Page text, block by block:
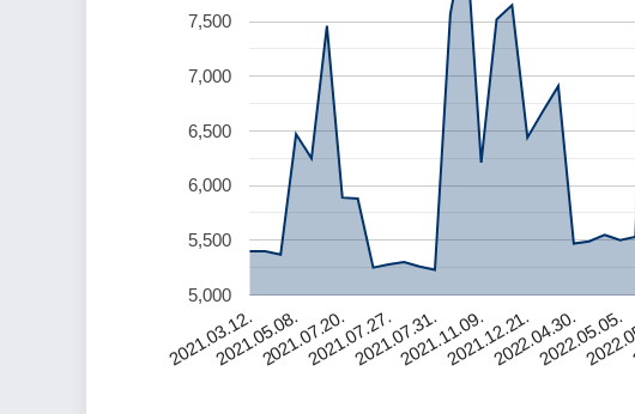
2021.03.12.2021.05.08.2021.07.20.2021.07.27.2021.07.31.2021.11.09.2021.12.21.2022.04.30.2022.05.05.
5,000
5,500
6,000
6,500
7,000
7,500